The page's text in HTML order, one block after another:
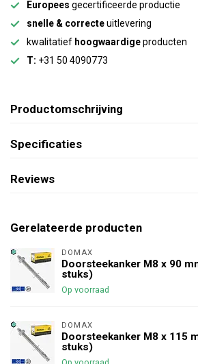
Europees gecertificeerde productie
snelle & correcteuitlevering
kwalitatief hoogwaardigeproducten
T: +31 50 4090773
Productomschrijving
Specificaties
Reviews
Gerelateerde producten
DOMAX
Doorsteekanker M8 x 90
stuks)
Op voorraad
DOMAX
Doorsteekanker M8 x 115
stuks)